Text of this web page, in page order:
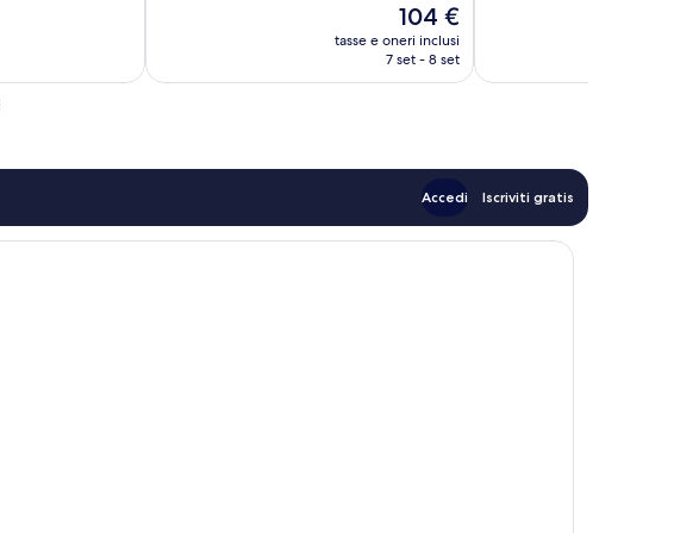
Il
prezzo
attuale
104 €
tasse e oneri inclusi
7 set - 8 set
Accedi Iscriviti gratis